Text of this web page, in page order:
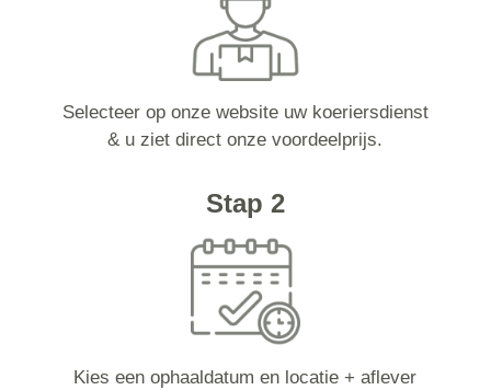
Selecteer op onze website uw koeriersdienst
& u ziet direct onze voordeelprijs.
Stap 2
Kies een ophaaldatum en locatie + aflever